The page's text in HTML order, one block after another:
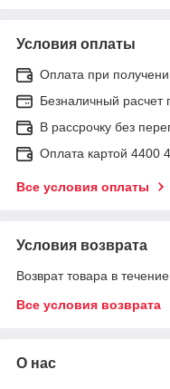
Условия оплаты
Оплата при
Безналичный расчет
В рассрочку без
Оплата картой 4400
Все условия оплаты
Условия возврата
Возврат товара в
Все условия возврата
О нас